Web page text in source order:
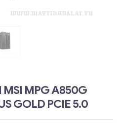
MSI MPG A850G
GOLD PCIE 5.0